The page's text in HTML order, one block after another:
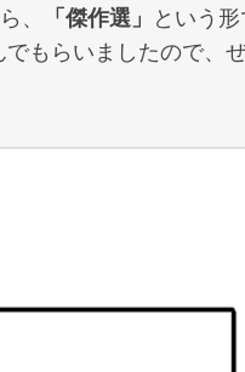
、 「傑作選」
という
もらいましたので、